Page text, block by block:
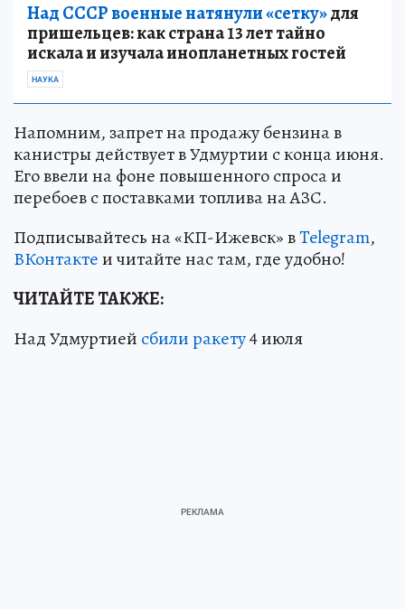
Над СССР военные натянули «сетку»для
пришельцев: как страна 13 лет тайно
искала и изучала инопланетных гостей
НАУКА
Напомним, запрет на продажу бензина в
канистры действует в Удмуртии с конца июня.
Его ввели на фоне повышенного спроса и
перебоев с поставками топлива на АЗС.
Подписывайтесь на «КП-Ижевск» вTelegram,
ВКонтактеи читайте нас там, где удобно!
ЧИТАЙТЕ ТАКЖЕ:
Над Удмуртией сбили ракету4 июля